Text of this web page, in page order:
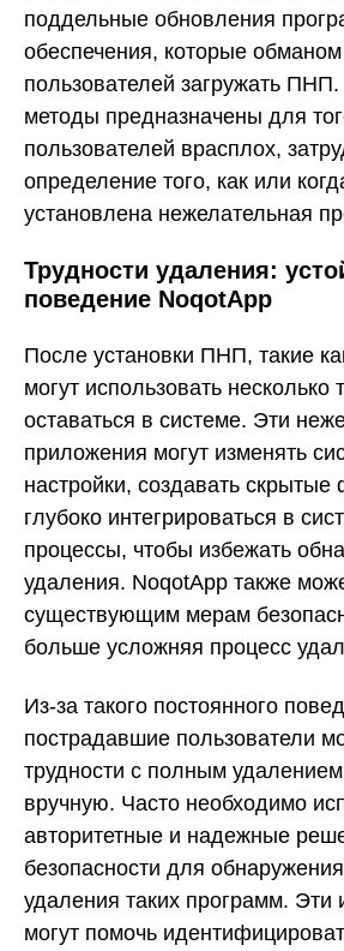
поддельные обновления
обеспечения, которые
пользователей загружать
методы предназначены для
пользователей врасплох,
определение того, как или
установлена нежелательная
Трудности удаления:
поведение NoqotApp
После установки ПНП, такие
могут использовать несколько
оставаться в системе. Эти
приложения могут изменять
настройки, создавать
глубоко интегрироваться в
процессы, чтобы избежать
удаления. NoqotApp также
существующим мерам
больше усложняя процесс
Из-за такого постоянного
пострадавшие пользователи
трудности с полным
вручную. Часто необходимо
авторитетные и надежные
безопасности для
удаления таких программ. Эти
могут помочь